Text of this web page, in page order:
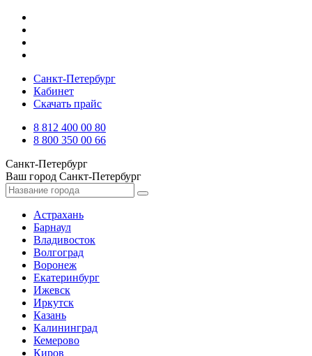
Санкт-Петербург
Кабинет
Скачать прайс
8 812 400 00 80
8 800 350 00 66
Санкт-Петербург
Ваш город Санкт-Петербург
Астрахань
Барнаул
Владивосток
Волгоград
Воронеж
Екатеринбург
Ижевск
Иркутск
Казань
Калининград
Кемерово
Киров